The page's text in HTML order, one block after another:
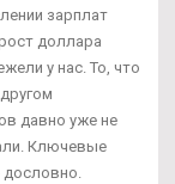
зарплат
доллара
у нас. То, что
давно уже не
Ключевые
дословно.